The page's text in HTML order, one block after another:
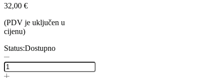
32,00 €
(PDV je uključen u
cijenu)
Status:Dostupno